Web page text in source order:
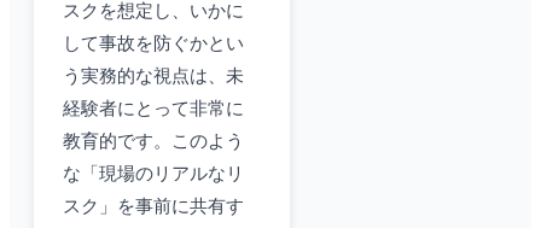
スクを想定し、いかに
して事故を防ぐかとい
う実務的な視点は、未
経験者にとって非常に
教育的です。このよう
な「現場のリアルなリ
スク」を事前に共有す